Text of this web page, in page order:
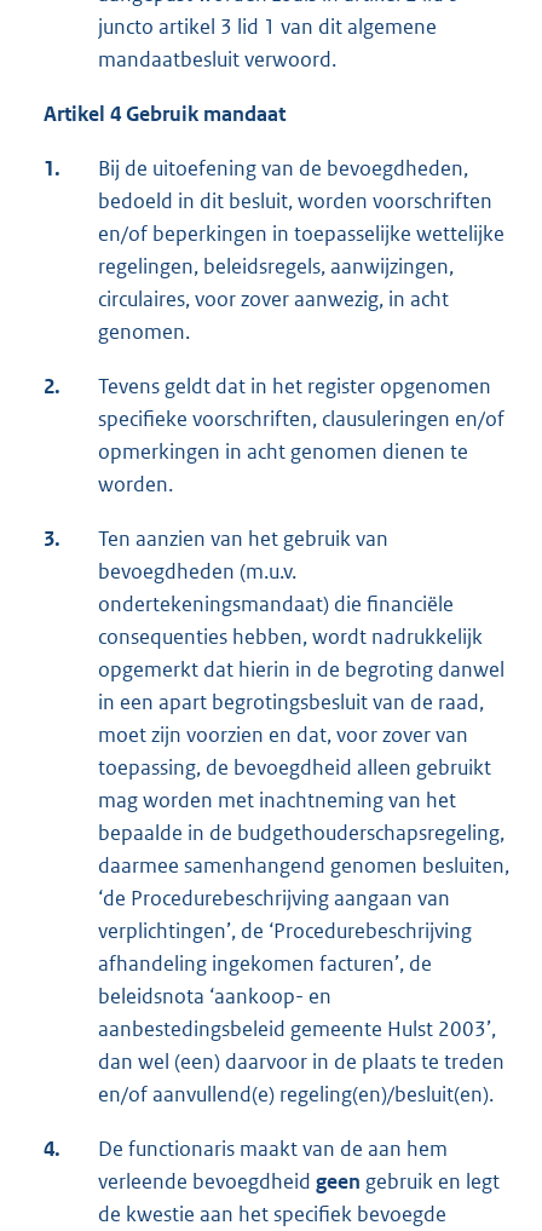
juncto artikel 3 lid 1 van dit algemene
mandaatbesluit verwoord.
Artikel 4 Gebruik mandaat
1.
Bij de uitoefening van de bevoegdheden,
bedoeld in dit besluit, worden voorschriften
en/of beperkingen in toepasselijke wettelijke
regelingen, beleidsregels, aanwijzingen,
circulaires, voor zover aanwezig, in acht
genomen.
2.
Tevens geldt dat in het register opgenomen
specifieke voorschriften, clausuleringen en/of
opmerkingen in acht genomen dienen te
worden.
3.
Ten aanzien van het gebruik van
bevoegdheden (m.u.v.
ondertekeningsmandaat) die financiële
consequenties hebben, wordt nadrukkelijk
opgemerkt dat hierin in de begroting danwel
in een apart begrotingsbesluit van de raad,
moet zijn voorzien en dat, voor zover van
toepassing, de bevoegdheid alleen gebruikt
mag worden met inachtneming van het
bepaalde in de budgethouderschapsregeling,
daarmee samenhangend genomen besluiten,
‘de Procedurebeschrijving aangaan van
verplichtingen’, de ‘Procedurebeschrijving
afhandeling ingekomen facturen’, de
beleidsnota ‘aankoop- en
aanbestedingsbeleid gemeente Hulst 2003’,
dan wel (een) daarvoor in de plaats te treden
en/of aanvullend(e) regeling(en)/besluit(en).
4.
De functionaris maakt van de aan hem
verleende bevoegdheid geen gebruik en legt
de kwestie aan het specifiek bevoegde